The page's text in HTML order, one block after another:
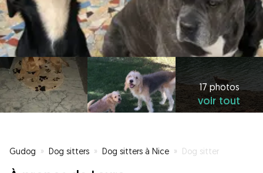
17 photos
voir tout
Gudog » Dog sitters » Dog sitters à Nice » Dog sitter